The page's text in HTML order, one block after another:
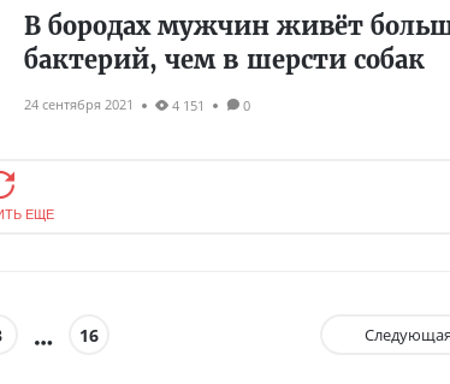
В бородах мужчин живёт
бактерий, чем в шерсти собак
24 сентября 2021 4 151 0
ЕЩЕ
16